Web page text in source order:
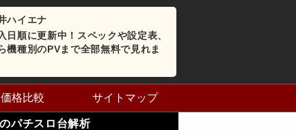
ハイエナ
順に更新中！スペックや設定表、
機種別のPVまで全部無料で見れま
格比較 サイトマップ
パチスロ台解析